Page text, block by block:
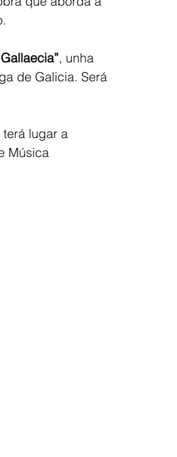
, unha
de Galicia. Será
lugar a
Música